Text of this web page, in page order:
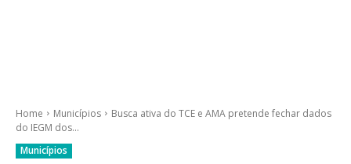
Home Municípios
Busca ativa do TCE e AMA pretende fechar dados
do IEGM dos...
Municípios